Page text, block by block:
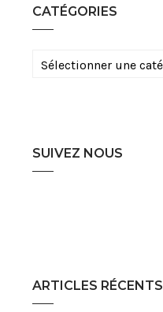
CATÉGORIES
Catégories
SUIVEZ NOUS
ARTICLES RÉCENTS